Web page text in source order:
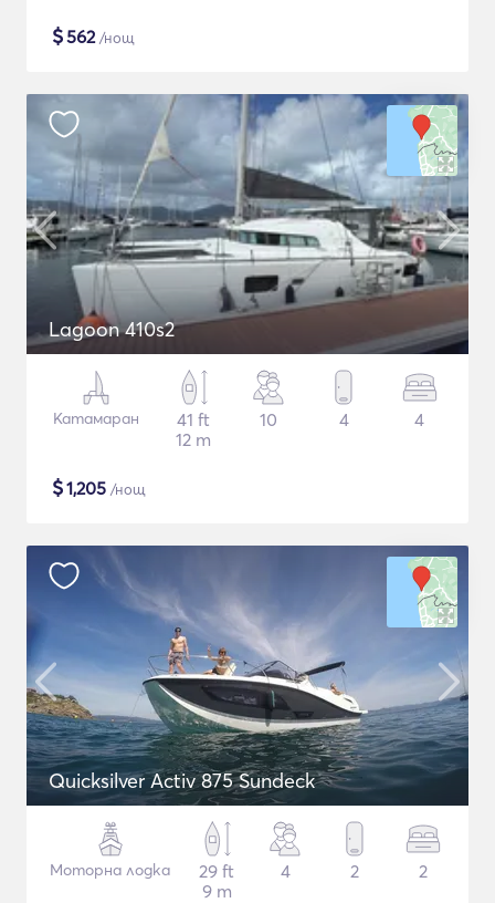
$562/нощ
Lagoon 410s2
Катамаран
41 ft
12 m
10 4 4
$1,205 /нощ
Quicksilver Activ 875 Sundeck
Моторна лодка
29 ft
9 m
4 2 2